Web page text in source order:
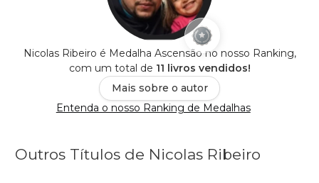
Nicolas Ribeiro é Medalha Ascensão no nosso Ranking,
com um total de 11 livros vendidos!
Mais sobre o autor
Entenda o nosso Ranking de Medalhas
Outros Títulos de Nicolas Ribeiro